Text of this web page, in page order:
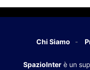
Chi Siamo
SpazioInter è un